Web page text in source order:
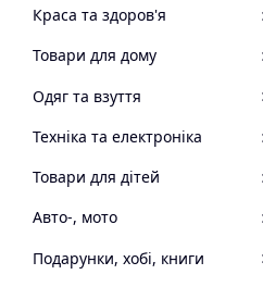
Краса та здоров'я
Товари для дому
Одяг та взуття
Техніка та електроніка
Товари для дітей
Авто-, мото
Подарунки, хобі, книги